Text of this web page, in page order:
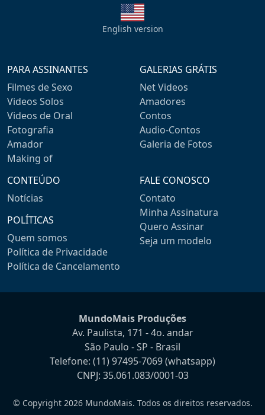
English version
PARA ASSINANTES
Filmes de Sexo
Videos Solos
Videos de Oral
Fotografia
Amador
Making of
GALERIAS GRÁTIS
Net Videos
Amadores
Contos
Audio-Contos
Galeria de Fotos
CONTEÚDO
Notícias
POLÍTICAS
Quem somos
Política de Privacidade
Política de Cancelamento
FALE CONOSCO
Contato
Minha Assinatura
Quero Assinar
Seja um modelo
MundoMais Produções
Av. Paulista, 171 - 4o. andar
São Paulo - SP - Brasil
Telefone: (11) 97495-7069(whatsapp)
CNPJ: 35.061.083/0001-03
© Copyright 2026 MundoMais. Todos os direitos reservados.